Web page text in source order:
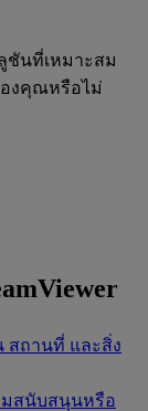
ชันที่เหมาะสม
งคุณหรือไม่
สถานที่ และสิ่ง
มสนับสนุนหรือ